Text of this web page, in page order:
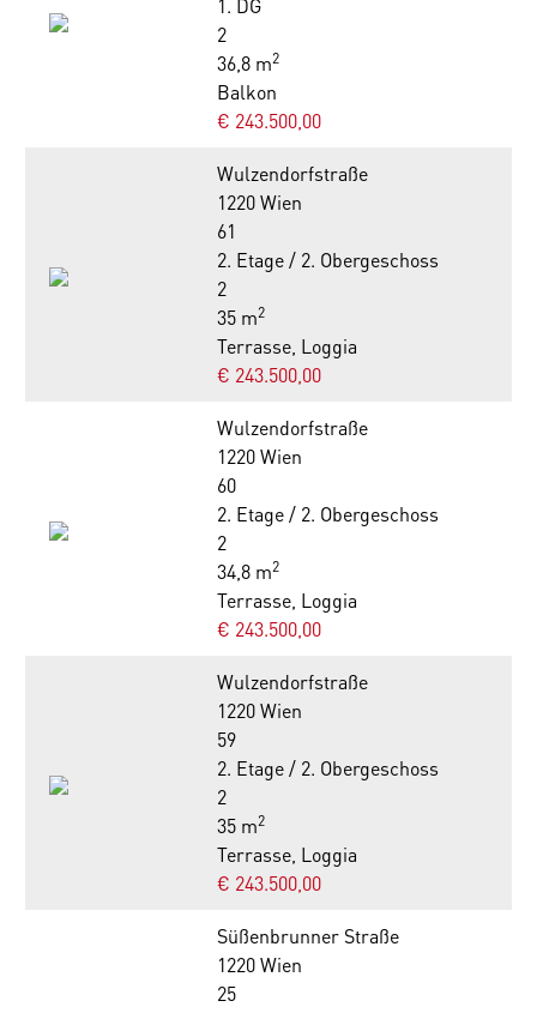
1. DG
2
36,8 m2
Balkon
€ 243.500,00
Wulzendorfstraße
1220 Wien
61
2. Etage / 2. Obergeschoss
2
35 m2
Terrasse, Loggia
€ 243.500,00
Wulzendorfstraße
1220 Wien
60
2. Etage / 2. Obergeschoss
2
34,8 m2
Terrasse, Loggia
€ 243.500,00
Wulzendorfstraße
1220 Wien
59
2. Etage / 2. Obergeschoss
2
35 m2
Terrasse, Loggia
€ 243.500,00
Süßenbrunner Straße
1220 Wien
25